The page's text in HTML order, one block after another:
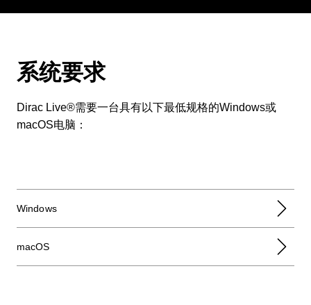
系统要求
Dirac Live®需要一台具有以下最低规格的Windows或
macOS电脑：
Windows
macOS